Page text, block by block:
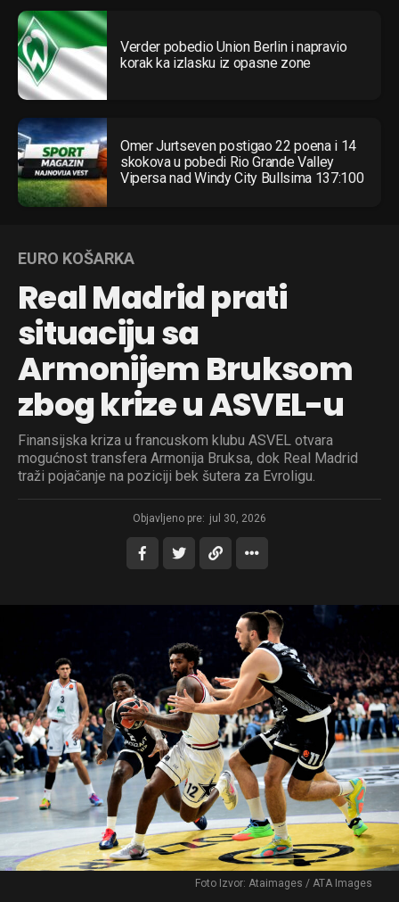
Verder pobedio Union Berlin i napravio
korak ka izlasku iz opasne zone
Omer Jurtseven postigao 22 poena i 14
skokova u pobedi Rio Grande Valley
Vipersa nad Windy City Bullsima 137:100
EURO KOŠARKA
Real Madrid prati
situaciju sa
Armonijem Bruksom
zbog krize u ASVEL-u
Finansijska kriza u francuskom klubu ASVEL otvara
mogućnost transfera Armonija Bruksa, dok Real Madrid
traži pojačanje na poziciji bek šutera za Evroligu.
Objavljeno pre: jul 30, 2026
Foto Izvor: Ataimages / ATA Images